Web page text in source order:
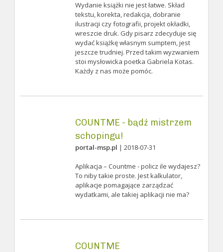
Wydanie książki nie jest łatwe. Skład
tekstu, korekta, redakcja, dobranie
ilustracji czy fotografii, projekt okładki,
wreszcie druk. Gdy pisarz zdecyduje się
wydać książkę własnym sumptem, jest
jeszcze trudniej. Przed takim wyzwaniem
stoi mysłowicka poetka Gabriela Kotas.
Każdy z nas może pomóc.
COUNTME - bądź mistrzem
schopingu!
portal-msp.pl | 2018-07-31
Aplikacja – Countme - policz ile wydajesz?
To niby takie proste. Jest kalkulator,
aplikacje pomagające zarządzać
wydatkami, ale takiej aplikacji nie ma?
COUNTME